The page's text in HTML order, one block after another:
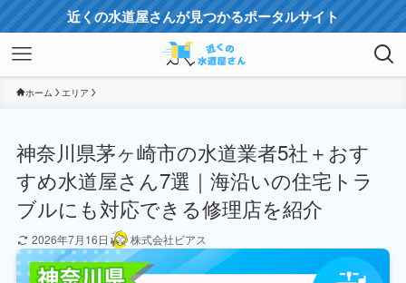
近くの水道屋さんが見つかるポータルサイト
ホーム エリア
神奈川県茅ヶ崎市の水道業者5社＋おす
すめ水道屋さん7選｜海沿いの住宅トラ
ブルにも対応できる修理店を紹介
2026年7月16日 株式会社ビアス